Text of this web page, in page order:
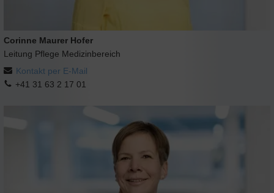
Corinne Maurer Hofer
Leitung Pflege Medizinbereich
Kontakt per E-Mail
+41 31 63 2 17 01